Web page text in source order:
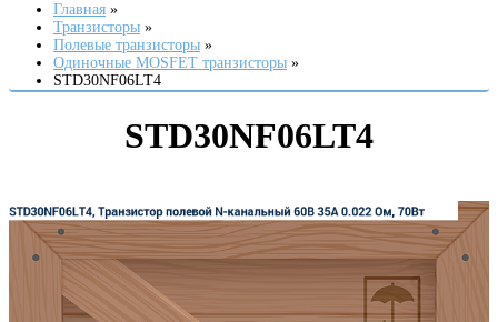
Главная
Транзисторы
Полевые транзисторы
Одиночные MOSFET транзисторы
STD30NF06LT4
STD30NF06LT4